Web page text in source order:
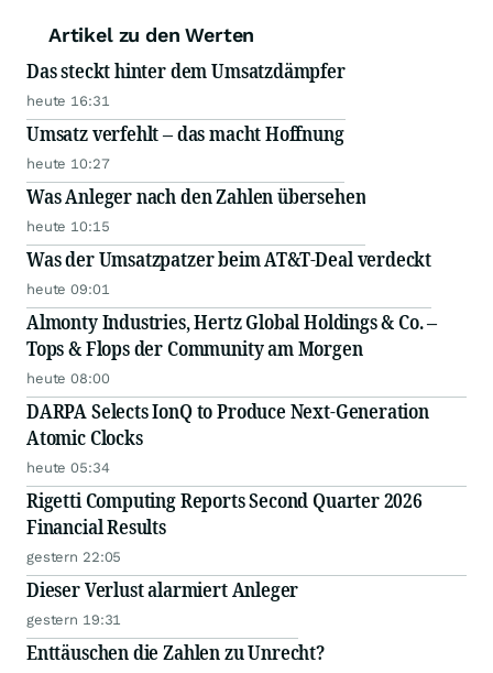
Artikel zu den Werten
Das steckt hinter dem Umsatzdämpfer
heute 16:31
Umsatz verfehlt – das macht Hoffnung
heute 10:27
Was Anleger nach den Zahlen übersehen
heute 10:15
Was der Umsatzpatzer beim AT&T-Deal verdeckt
heute 09:01
Almonty Industries, Hertz Global Holdings & Co. –
Tops & Flops der Community am Morgen
heute 08:00
DARPA Selects IonQ to Produce Next-Generation
Atomic Clocks
heute 05:34
Rigetti Computing Reports Second Quarter 2026
Financial Results
gestern 22:05
Dieser Verlust alarmiert Anleger
gestern 19:31
Enttäuschen die Zahlen zu Unrecht?